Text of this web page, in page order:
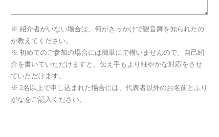
※ 紹介者がいない場合は、何がきっかけで観音舞を知られたの
か教えてください。
※ 初めてのご参加の場合には簡単にで構いませんので、自己紹
介を書いていただけますと、伝え手もより細やかな対応をさせ
ていただけます。
※ 2名以上で申し込まれた場合には、代表者以外のお名前とふり
がなをご記入ください。